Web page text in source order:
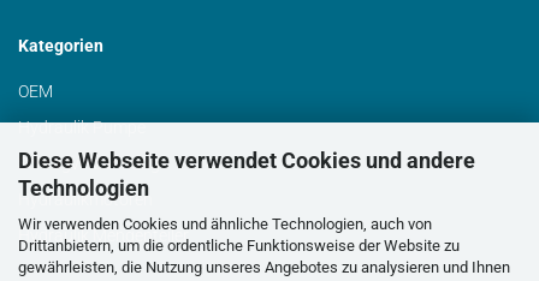
Diese Webseite verwendet Cookies und andere
Technologien
Wir verwenden Cookies und ähnliche Technologien, auch von
Drittanbietern, um die ordentliche Funktionsweise der Website zu
gewährleisten, die Nutzung unseres Angebotes zu analysieren und Ihnen
Kategorien
OEM
Hydraulik Pumpe
Schrägverzahnung
Hydraulikmotoren
Hydraulik Mengenteiler